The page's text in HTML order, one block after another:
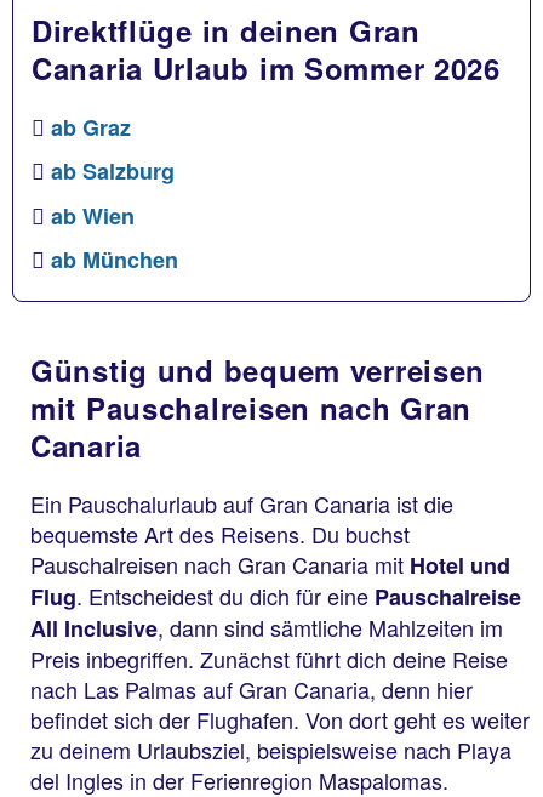
Direktflüge in deinen Gran
Canaria Urlaub im Sommer 2026
ab Graz
ab Salzburg
ab Wien
ab München
Günstig und bequem verreisen
mit Pauschalreisen nach Gran
Canaria
Ein Pauschalurlaub auf Gran Canaria ist die
bequemste Art des Reisens. Du buchst
Pauschalreisen nach Gran Canaria mit Hotel und
Flug. Entscheidest du dich für eine Pauschalreise
All Inclusive, dann sind sämtliche Mahlzeiten im
Preis inbegriffen. Zunächst führt dich deine Reise
nach Las Palmas auf Gran Canaria, denn hier
befindet sich der Flughafen. Von dort geht es weiter
zu deinem Urlaubsziel, beispielsweise nach Playa
del Ingles in der Ferienregion Maspalomas.